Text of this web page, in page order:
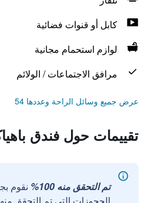
كابل أو قنوات فضائية
لوازم استحمام مجانية
مرافق الاجتماعات / الولائم
عرض جميع وسائل الراحة وعددها 54
تقييمات حول فندق
تم التحقق منه 100%
نقوم